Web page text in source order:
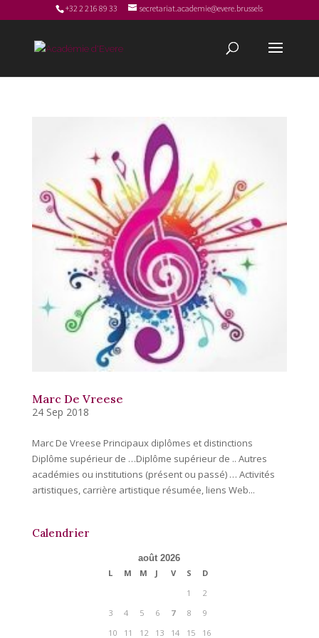
+32 2 216 89 33 secretariat.academie@evere.brussels
Marc De Vreese
24 Sep 2018
Marc De Vreese Principaux diplômes et distinctions
Diplôme supérieur de …Diplôme supérieur de .. Autres
académies ou institutions (présent ou passé) … Activités
artistiques, carrière artistique résumée, liens Web...
Calendrier
août 2026
L
M M J V S
D
1
2
3
4 5 6 7 8
9
10
11 12 13 14 15 16